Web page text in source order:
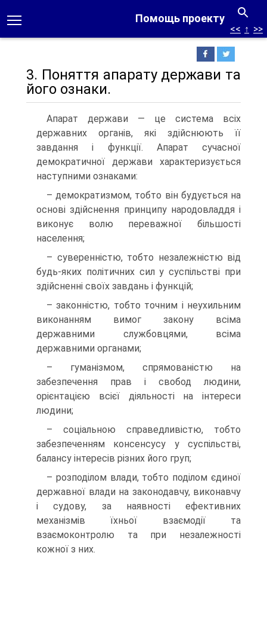
Помощь проекту
<< ↑ >>
3. Поняття апарату держави та
його ознаки.
Апарат держави — це система всіх
державних органів, які здійснюють її
завдання і функції. Апарат сучасної
демократичної держави характеризується
наступними ознаками:
– демократизмом, тобто він будується на
основі здійснення принципу народовладдя і
виконує волю переважної більшості
населення;
– суверенністю, тобто незалежністю від
будь-яких політичних сил у суспільстві при
здійсненні своїх завдань і функцій;
– законністю, тобто точним і неухильним
виконанням вимог закону всіма
державними службовцями, всіма
державними органами;
– гуманізмом, спрямованістю на
забезпечення прав і свобод людини,
орієнтацією всієї діяльності на інтереси
людини;
– соціальною справедливістю, тобто
забезпеченням консенсусу у суспільстві,
балансу інтересів різних його груп;
– розподілом влади, тобто поділом єдиної
державної влади на законодавчу, виконавчу
і судову, за наявності ефективних
механізмів їхньої взаємодії та
взаємоконтролю та при незалежності
кожної з них.